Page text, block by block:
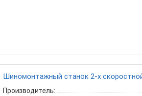
Шиномонтажный станок 2-х
Производитель: